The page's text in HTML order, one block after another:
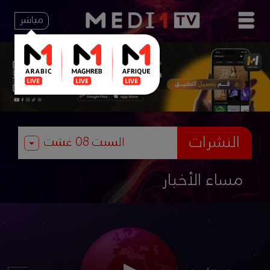
مباشر
النشرات
مساء الأخبار